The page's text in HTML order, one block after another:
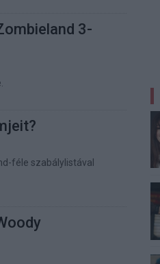
3-
féle szabálylistával